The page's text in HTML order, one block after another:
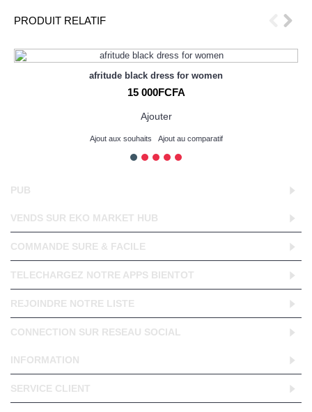
PRODUIT RELATIF
afritude black dress for women
15 000FCFA
Ajouter
Ajout aux souhaits Ajout au comparatif
PUB
VENDS SUR EKO MARKET HUB
COMMANDE SURE & FACILE
TELECHARGEZ NOTRE APPS BIENTOT
REJOINDRE NOTRE LISTE
CONNECTION SUR RESEAU SOCIAL
INFORMATION
SERVICE CLIENT